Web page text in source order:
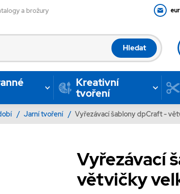
a brožury
Hledat
Kreativní
tvoření
/ Jarní tvoření / Vyřezávací šablony dpCraft -
Vyřezávací
větvičky